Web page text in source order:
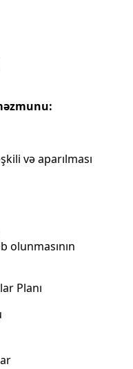
və aparılması
olunmasının
Planı